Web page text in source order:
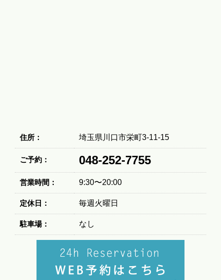
住所： 埼玉県川口市栄町3-11-15
ご予約： 048-252-7755
営業時間： 9:30〜20:00
定休日： 毎週火曜日
駐車場： なし